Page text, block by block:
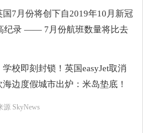
7月份将创下自2019年10月新冠
纪录 —— 7月份航班数量将比去
源 SkyNews